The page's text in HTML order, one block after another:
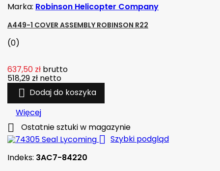
Marka: Robinson Helicopter Company
A449-1 COVER ASSEMBLY ROBINSON R22
(0)
637,50 zł brutto
518,29 zł netto
 Dodaj do koszyka
Więcej
 Ostatnie sztuki w magazynie
 Szybki podgląd
Indeks: 3AC7-84220